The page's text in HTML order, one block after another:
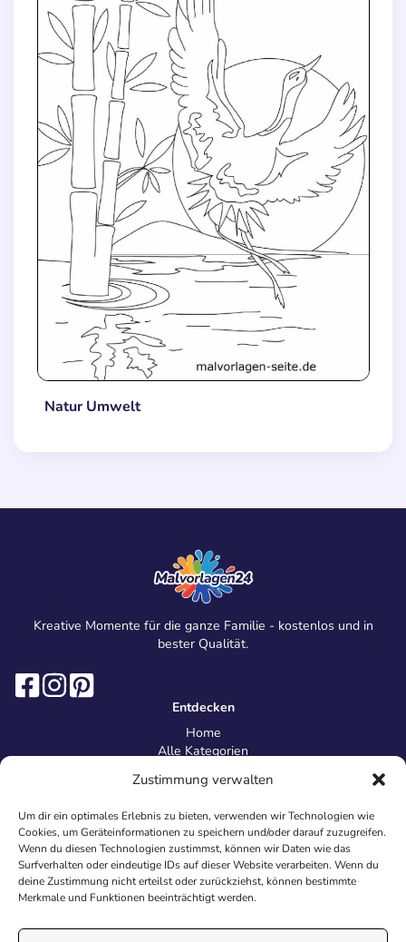
Zustimmung verwalten
Um dir ein optimales Erlebnis zu bieten, verwenden wir Technologien wie
Cookies, um Geräteinformationen zu speichern und/oder darauf zuzugreifen.
Wenn du diesen Technologien zustimmst, können wir Daten wie das
Surfverhalten oder eindeutige IDs auf dieser Website verarbeiten. Wenn du
deine Zustimmung nicht erteilst oder zurückziehst, können bestimmte
Merkmale und Funktionen beeinträchtigt werden.
Natur Umwelt
Kreative Momente für die ganze Familie - kostenlos und in
bester Qualität.
Entdecken
Home
Alle Kategorien
Information
Über uns
Kontakt
Inhaltsrichtlinien
Recht & Datenschutz
Impressum
AGB